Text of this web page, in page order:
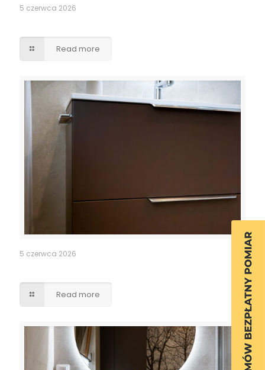
5 czerwca 2026
Read more
5 czerwca 2026
Read more